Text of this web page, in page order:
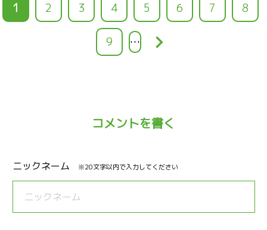
カ
1
ペ
2
ペ
3
ペ
ー
ジ
4
ペ
5
ペ
6
ペ
7
ペ
8
ペ
9 … keyboard_arrow_right
コメントを書く
ニックネーム ※20文字以内で入力してください